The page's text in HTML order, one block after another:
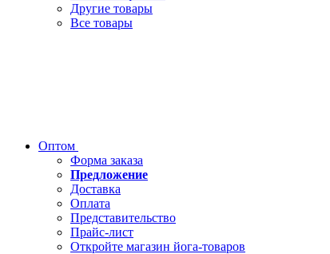
Другие товары
Все товары
Оптом
Форма заказа
Предложение
Доставка
Оплата
Представительство
Прайс-лист
Откройте магазин йога-товаров